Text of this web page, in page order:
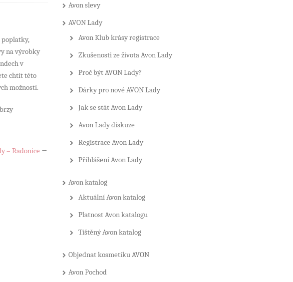
poplatky,
na výrobky
v
chtít této
možností.
– Radonice →
Avon slevy
AVON Lady
Avon Klub krásy registrace
Zkušenosti ze života Avon Lady
Proč být AVON Lady?
Dárky pro nové AVON Lady
Jak se stát Avon Lady
Avon Lady diskuze
Registrace Avon Lady
Přihlášení Avon Lady
Avon katalog
Aktuální Avon katalog
Platnost Avon katalogu
Tištěný Avon katalog
Objednat kosmetiku AVON
Avon Pochod